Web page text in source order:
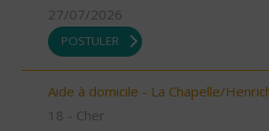
27/07/2026
POSTULER
Aide à domicile - La Chapelle/
18 - Cher